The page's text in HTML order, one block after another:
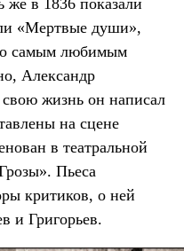
«Мертвые души»,
самым любимым
Александр
жизнь он написал
на сцене
в театральной
Пьеса
критиков, о ней
и Григорьев.